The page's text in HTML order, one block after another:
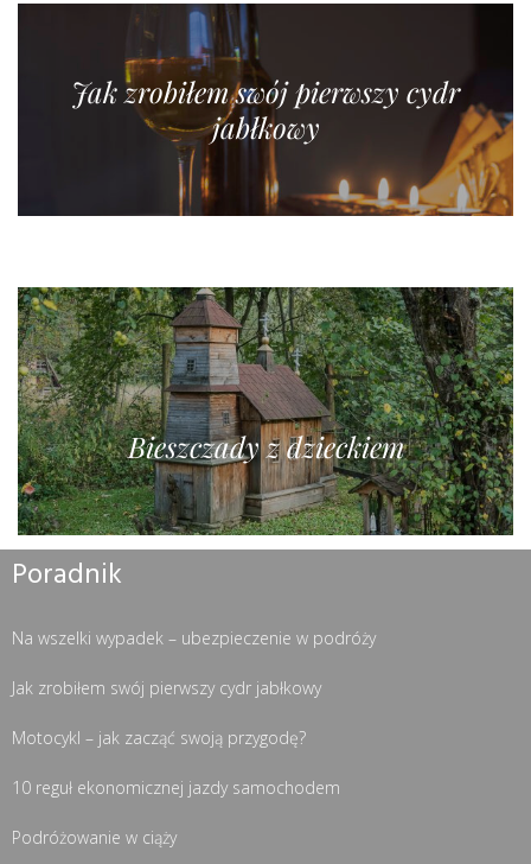
Jak zrobiłem swój pierwszy cydr
jabłkowy
Bieszczady z dzieckiem
Poradnik
Na wszelki wypadek – ubezpieczenie w podróży
Jak zrobiłem swój pierwszy cydr jabłkowy
Motocykl – jak zacząć swoją przygodę?
10 reguł ekonomicznej jazdy samochodem
Podróżowanie w ciąży